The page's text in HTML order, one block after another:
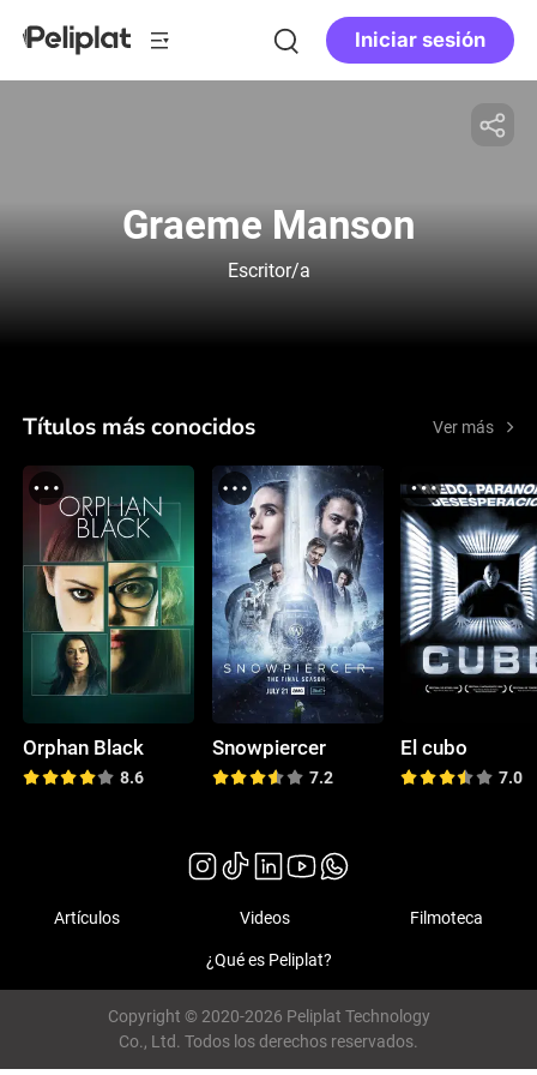
Iniciar sesión
Graeme Manson
Escritor/a
Títulos más conocidos Ver más
Orphan Black
8.6
Snowpiercer
7.2
El cubo
7.0
Artículos Videos Filmoteca
¿Qué es Peliplat?
Copyright © 2020-2026 Peliplat Technology
Co., Ltd. Todos los derechos reservados.